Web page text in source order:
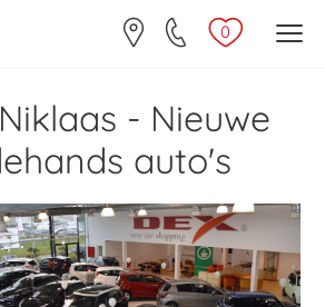
0
- Nieuwe
auto's